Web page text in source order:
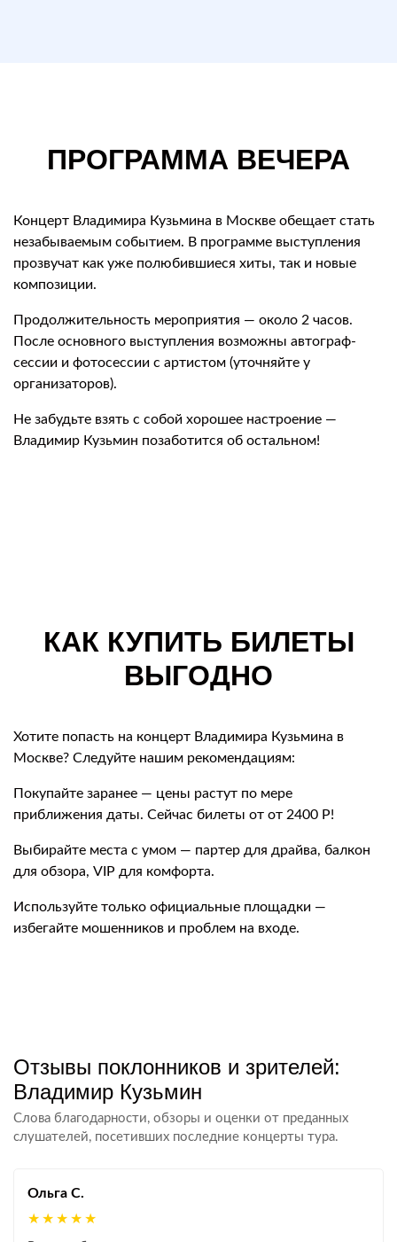
ПРОГРАММА ВЕЧЕРА
Концерт Владимира Кузьмина в Москве обещает стать
незабываемым событием. В программе выступления
прозвучат как уже полюбившиеся хиты, так и новые
композиции.
Продолжительность мероприятия — около 2 часов.
После основного выступления возможны автограф-
сессии и фотосессии с артистом (уточняйте у
организаторов).
Не забудьте взять с собой хорошее настроение —
Владимир Кузьмин позаботится об остальном!
КАК КУПИТЬ БИЛЕТЫ
ВЫГОДНО
Хотите попасть на концерт Владимира Кузьмина в
Москве? Следуйте нашим рекомендациям:
Покупайте заранее — цены растут по мере
приближения даты. Сейчас билеты от от 2400 Р!
Выбирайте места с умом — партер для драйва, балкон
для обзора, VIP для комфорта.
Используйте только официальные площадки —
избегайте мошенников и проблем на входе.
Отзывы поклонников и зрителей:
Владимир Кузьмин
Слова благодарности, обзоры и оценки от преданных
слушателей, посетивших последние концерты тура.
Ольга С.
★★★★★